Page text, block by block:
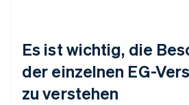
Es ist wichtig, die
der einzelnen EG-
zu verstehen